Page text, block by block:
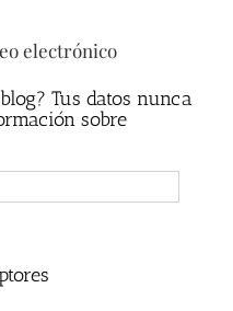
electrónico
Tus datos nunca
sobre